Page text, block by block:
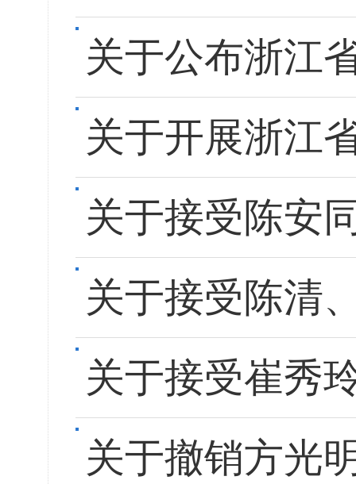
关于公布浙江
关于开展浙江
关于接受陈安
关于接受陈清
关于接受崔秀
关于撤销方光